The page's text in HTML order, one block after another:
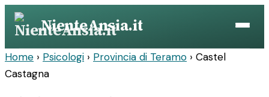
Vai
contenuto
NienteAnsia.it
Home › Psicologi › Provincia di Teramo › Castel
Castagna